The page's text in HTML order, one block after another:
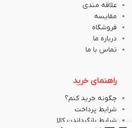
علاقه مندی
مقایسه
فروشگاه
درباره ما
تماس با ما
راهنمای خرید
چگونه خرید کنم؟
شرایط پرداخت
شرایط بازگرداندن کالا